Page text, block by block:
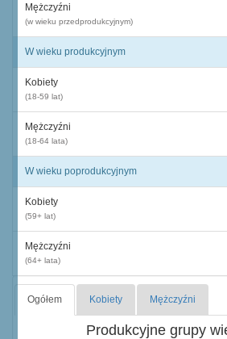
Mężczyźni
(w wieku przedprodukcyjnym)
W wieku produkcyjnym
Kobiety
(18-59 lat)
Mężczyźni
(18-64 lata)
W wieku poprodukcyjnym
Kobiety
(59+ lat)
Mężczyźni
(64+ lata)
Ogółem Kobiety Mężczyźni
Produkcyjne grupy